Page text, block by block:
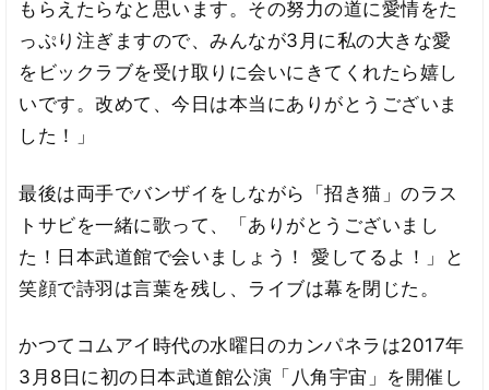
もらえたらなと思います。その努力の道に愛情をた
っぷり注ぎますので、みんなが3月に私の大きな愛
をビックラブを受け取りに会いにきてくれたら嬉し
いです。改めて、今日は本当にありがとうございま
した！」
最後は両手でバンザイをしながら「招き猫」のラス
トサビを一緒に歌って、「ありがとうございまし
た！日本武道館で会いましょう！ 愛してるよ！」と
笑顔で詩羽は言葉を残し、ライブは幕を閉じた。
かつてコムアイ時代の水曜日のカンパネラは2017年
3月8日に初の日本武道館公演「八角宇宙」を開催し